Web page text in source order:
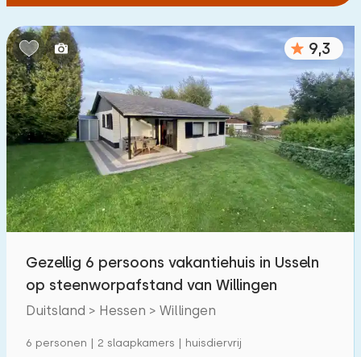
9,3
Gezellig 6 persoons vakantiehuis in Usseln
op steenworpafstand van Willingen
Duitsland > Hessen > Willingen
6 personen | 2 slaapkamers | huisdiervrij